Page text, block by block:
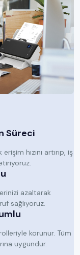
Süreci
hızını artırıp, iş
azaltarak
sağlıyoruz.
korunur. Tüm
uygundur.